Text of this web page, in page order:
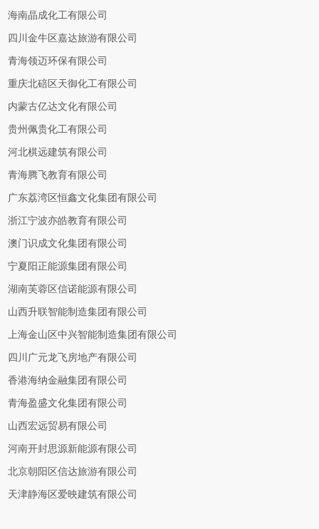
海南晶成化工有限公司
四川金牛区嘉达旅游有限公司
青海领迈环保有限公司
重庆北碚区天御化工有限公司
内蒙古亿达文化有限公司
贵州佩贵化工有限公司
河北棋远建筑有限公司
青海腾飞教育有限公司
广东荔湾区恒鑫文化集团有限公司
浙江宁波亦皓教育有限公司
澳门识成文化集团有限公司
宁夏阳正能源集团有限公司
湖南芙蓉区信诺能源有限公司
山西升联智能制造集团有限公司
上海金山区中兴智能制造集团有限公司
四川广元龙飞房地产有限公司
香港海纳金融集团有限公司
青海盈盛文化集团有限公司
山西宏远贸易有限公司
河南开封思源新能源有限公司
北京朝阳区信达旅游有限公司
天津静海区爱映建筑有限公司